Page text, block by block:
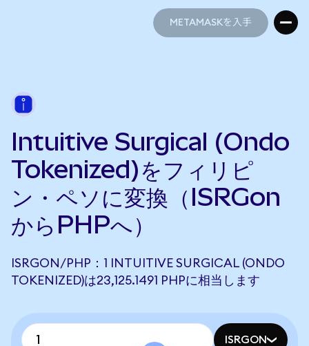
METAMASKを入手
Intuitive Surgical (Ondo
Tokenized)をフィリピ
ン・ペソに変換（ISRGon
からPHPへ）
ISRGON/PHP：1 INTUITIVE SURGICAL (ONDO
TOKENIZED)は23,125.1491 PHPに相当します
ISRGON